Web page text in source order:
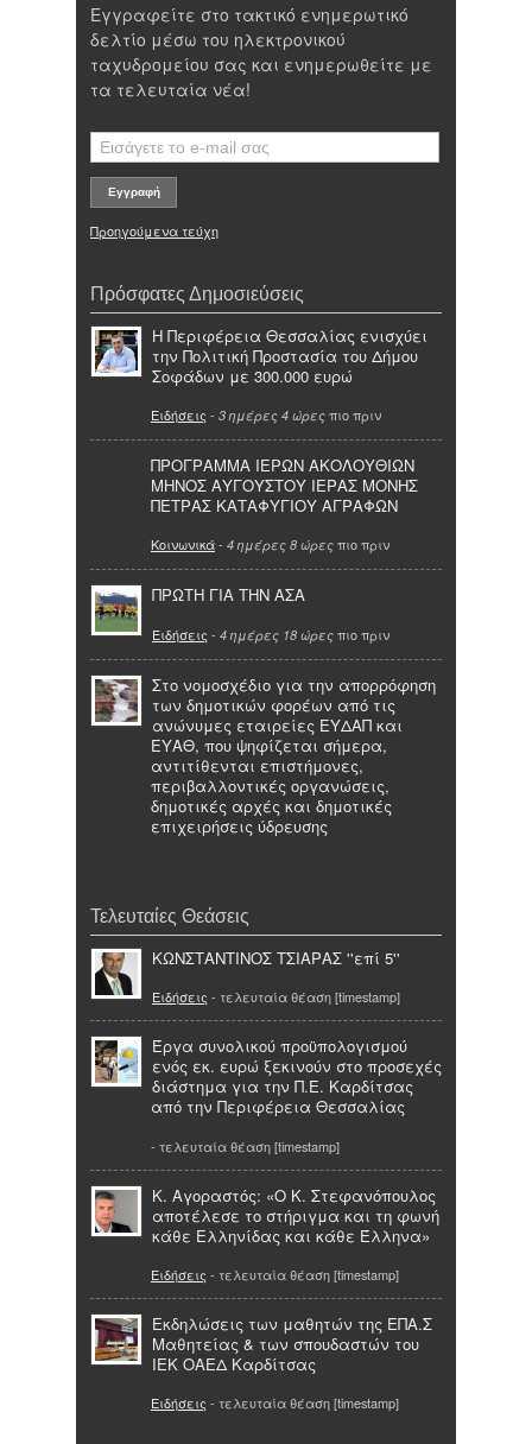
Εγγραφείτε στο τακτικό ενημερωτικό
δελτίο μέσω του ηλεκτρονικού
ταχυδρομείου σας και ενημερωθείτε με
τα τελευταία νέα!
Προηγούμενα τεύχη
Πρόσφατες Δημοσιεύσεις
Η Περιφέρεια Θεσσαλίας ενισχύει
την Πολιτική Προστασία του Δήμου
Σοφάδων με 300.000 ευρώ
Ειδήσεις - 3 ημέρες 4 ώρες πιο πριν
ΠΡΟΓΡΑΜΜΑ ΙΕΡΩΝ ΑΚΟΛΟΥΘΙΩΝ
ΜΗΝΟΣ ΑΥΓΟΥΣΤΟΥ ΙΕΡΑΣ ΜΟΝΗΣ
ΠΕΤΡΑΣ ΚΑΤΑΦΥΓΙΟΥ ΑΓΡΑΦΩΝ
Κοινωνικά- 4 ημέρες 8 ώρες πιο πριν
ΠΡΩΤΗ ΓΙΑ ΤΗΝ ΑΣΑ
Ειδήσεις - 4 ημέρες 18 ώρες πιο πριν
Στο νομοσχέδιο για την απορρόφηση
των δημοτικών φορέων από τις
ανώνυμες εταιρείες ΕΥΔΑΠ και
ΕΥΑΘ, που ψηφίζεται σήμερα,
αντιτίθενται επιστήμονες,
περιβαλλοντικές οργανώσεις,
δημοτικές αρχές και δημοτικές
επιχειρήσεις ύδρευσης
Τελευταίες Θεάσεις
ΚΩΝΣΤΑΝΤΙΝΟΣ ΤΣΙΑΡΑΣ ''επί 5''
Ειδήσεις - τελευταία θέαση [timestamp]
Έργα συνολικού προϋπολογισμού
ενός εκ. ευρώ ξεκινούν στο προσεχές
διάστημα για την Π.Ε. Καρδίτσας
από την Περιφέρεια Θεσσαλίας
- τελευταία θέαση [timestamp]
Κ. Αγοραστός: «Ο Κ. Στεφανόπουλος
αποτέλεσε το στήριγμα και τη φωνή
κάθε Ελληνίδας και κάθε Έλληνα»
Ειδήσεις - τελευταία θέαση [timestamp]
Εκδηλώσεις των μαθητών της ΕΠΑ.Σ
Μαθητείας & των σπουδαστών του
ΙΕΚ ΟΑΕΔ Καρδίτσας
Ειδήσεις - τελευταία θέαση [timestamp]